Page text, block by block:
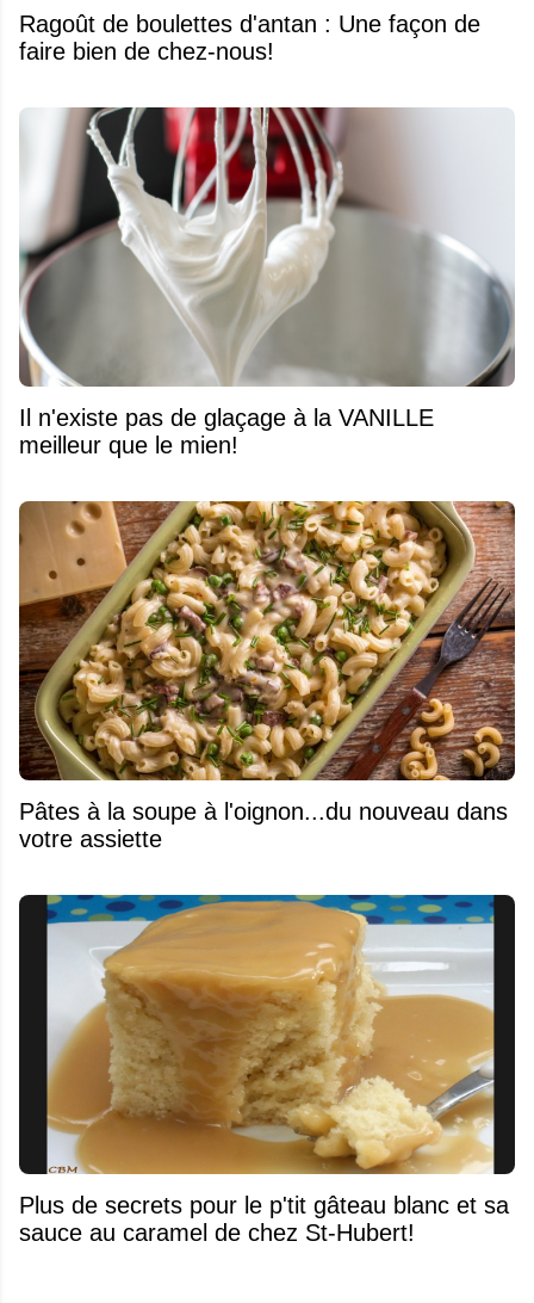
Ragoût de boulettes d'antan : Une façon de
faire bien de chez-nous!
Il n'existe pas de glaçage à la VANILLE
meilleur que le mien!
Pâtes à la soupe à l'oignon...du nouveau dans
votre assiette
Plus de secrets pour le p'tit gâteau blanc et sa
sauce au caramel de chez St-Hubert!